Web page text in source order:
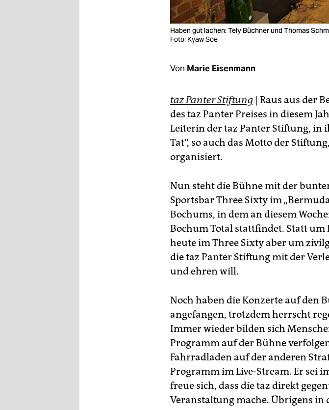
Haben gut lachen: Tely Büchner und Thomas
Foto: Kyaw Soe
Von Marie Eisenmann
taz Panter Stiftung | Raus aus der
des taz Panter Preises in diesem
Leiterin der taz Panter Stiftung, in
Tat“, so auch das Motto der
organisiert.
Nun steht die Bühne mit der
Sportsbar Three Sixty im
Bochums, in dem an diesem
Bochum Total stattfindet. Statt um
heute im Three Sixty aber um
die taz Panter Stiftung mit der
und ehren will.
Noch haben die Konzerte auf den
angefangen, trotzdem herrscht
Immer wieder bilden sich
Programm auf der Bühne
Fahrradladen auf der anderen
Programm im Live-Stream. Er sei
freue sich, dass die taz direkt
Veranstaltung mache. Übrigens in